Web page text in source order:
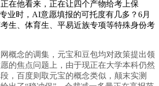
在他看来，正在让四个产物给考上保
业时，AI意愿填报的可托度有几多？6月
生、体育生、平易近族专项等特殊身份考
念的调集，元宝和豆包均对政策提出领
的焦点问题上，由于现正在大学本科仍然
，百度则取元宝的概念类似，颠末实测